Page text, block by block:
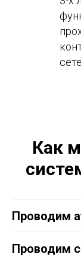
Как
Проводим
Проводим